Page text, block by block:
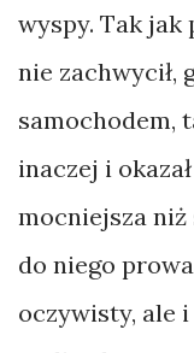
wyspy. Tak jak
nie zachwycił,
samochodem,
inaczej i
mocniejsza
do niego
oczywisty, ale